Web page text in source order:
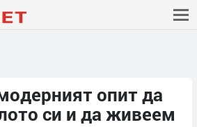
опит да
си и да живеем